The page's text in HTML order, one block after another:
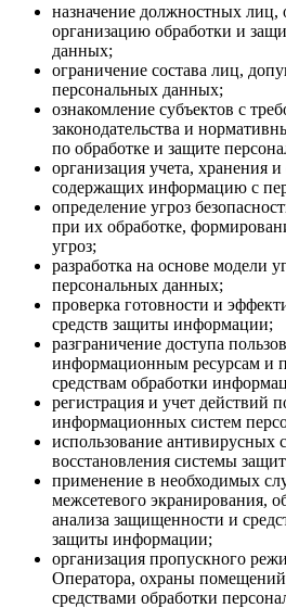
назначение должностных лиц,
организацию обработки и
данных;
ограничение состава лиц,
персональных данных;
ознакомление субъектов с
законодательства и
по обработке и защите
организация учета, хранения
содержащих информацию с
определение угроз
при их обработке,
угроз;
разработка на основе модели
персональных данных;
проверка готовности и
средств защиты информации;
разграничение доступа
информационным ресурсам и
средствам обработки
регистрация и учет действий
информационных систем
использование антивирусных
восстановления системы
применение в необходимых
межсетевого экранирования,
анализа защищенности и
защиты информации;
организация пропускного
Оператора, охраны
средствами обработки